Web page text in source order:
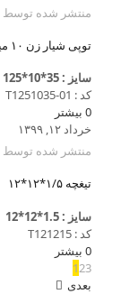
منتشر شده توسط
توپی شیار زن ۱۰ میل
سایز : 35*10*125
کد : T1251035-01
0 بیشتر
خرداد ۱۲, ۱۳۹۹
منتشر شده توسط
تیغچه ۱/۵*۱۲*۱۲
سایز : 1.5*12*12
کد : T121215
0 بیشتر
123
بعدی